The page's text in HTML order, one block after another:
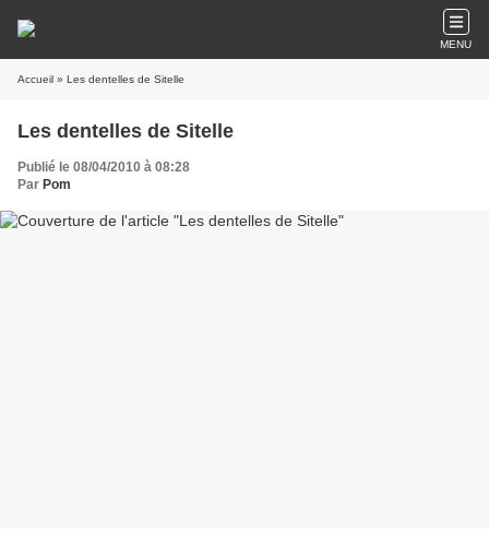
MENU
Accueil » Les dentelles de Sitelle
Les dentelles de Sitelle
Publié le 08/04/2010 à 08:28
Par Pom